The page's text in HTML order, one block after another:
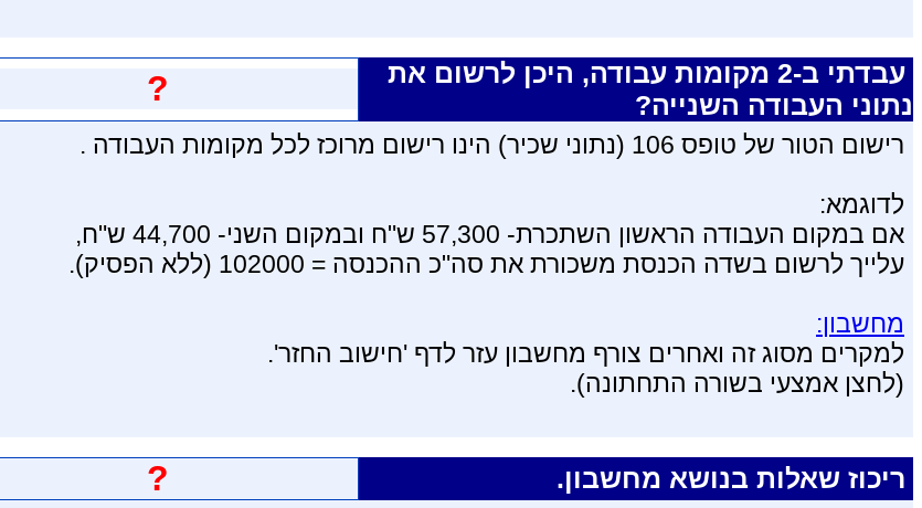
עבדתי ב-2 מקומות עבודה, היכן לרשום את
נתוני העבודה השנייה?
?
רישום הטור של טופס 106 (נתוני שכיר) הינו רישום מרוכז לכל מקומות העבודה .
לדוגמא:
אם במקום העבודה הראשון השתכרת- 57,300 ש"ח ובמקום השני- 44,700 ש"ח,
עלייך לרשום בשדה הכנסת משכורת את סה"כ ההכנסה = 102000 (ללא הפסיק).
מחשבון:
למקרים מסוג זה ואחרים צורף מחשבון עזר לדף 'חישוב החזר'.
(לחצן אמצעי בשורה התחתונה).
ריכוז שאלות בנושא מחשבון. ?